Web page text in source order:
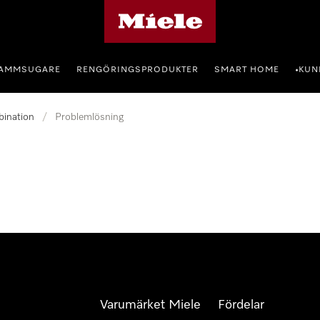
RENGÖRINGSPRODUKTER SMART HOME •
/ Problemlösning
Varumärket Miele Fördelar